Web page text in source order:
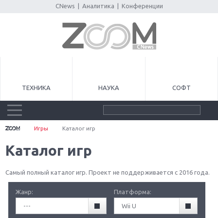
CNews Аналитика Конференции
ТЕХНИКА НАУКА СОФТ
Игры Каталог игр
Каталог игр
Самый полный каталог игр. Проект не поддерживается с 2016 года.
Жанр:
---
Платформа:
Wii U